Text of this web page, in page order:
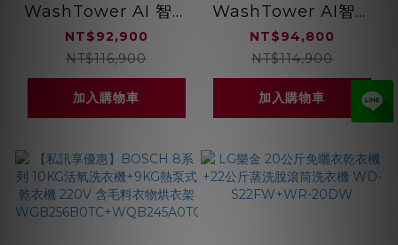
WashTower AI 智控
洗乾衣機第二代 洗22
公斤+乾20公斤 星辰
銀 WD-S2220VM
NT$92,900
NT$116,900
加入購物車
WashTower AI智控
洗乾衣機（蒸洗脫22
公斤｜乾衣20公斤）
尊爵黑 WD-S2220B
NT$94,800
NT$114,900
加入購物車